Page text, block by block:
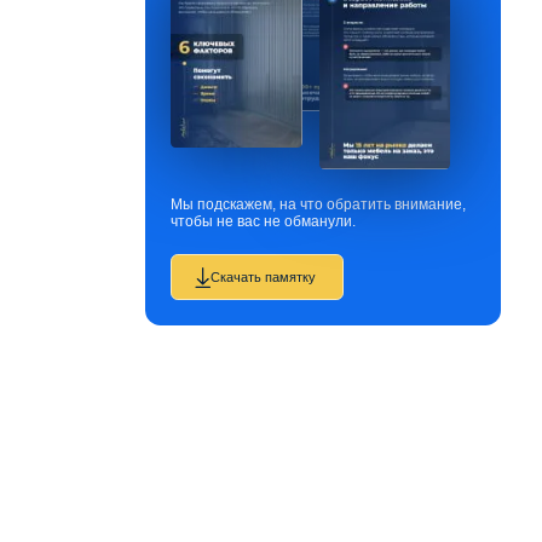
Мы подскажем, на что обратить внимание,
чтобы не вас не обманули.
Скачать памятку